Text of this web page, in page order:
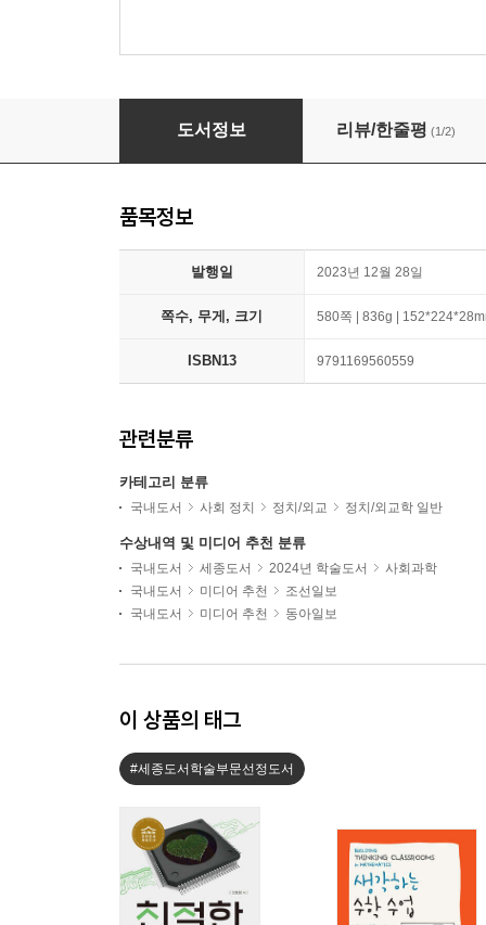
우크라이나와 러시아
도서정보 리뷰/한줄평 (1/2)
품목정보
발행일 2023년 12월 28일
쪽수, 무게, 크기 580쪽 | 836g |
ISBN13 9791169560559
관련분류
카테고리 분류
국내도서 사회 정치 정치/외교 정치/외교학 일반
수상내역 및 미디어 추천 분류
국내도서 세종도서 2024년 학술도서
사회과학
국내도서
미디어 추천
조선일보
국내도서
미디어 추천 동아일보
이 상품의 태그
#세종도서학술부문선정도서